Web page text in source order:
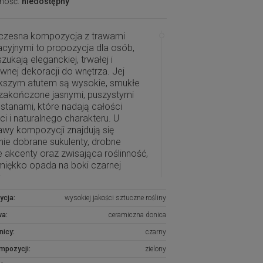
kompozycja z trawami
to propozycja dla osób,
eleganckiej, trwałej i
dekoracji do wnętrza. Jej
atutem są wysokie, smukłe
jasnymi, puszystymi
które nadają całości
i naturalnego charakteru. U
kompozycji znajdują się
dobrane sukulenty, drobne
akcenty oraz zwisająca roślinność,
opada na boki czarnej
została utrzymana w
zielonej kolorystyce, dzięki czemu
nie przytłacza wnętrza.
połyskująca donica dodaje jej
i eleganckiego wyglądu,
wysokiej jakości sztuczne rośliny
ceramiczna donica
czarny
zielony